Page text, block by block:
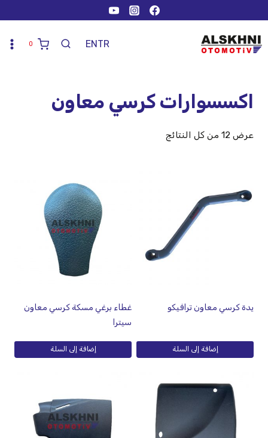
TR
EN
0
اكسسوارات كرسي معاون
عرض ⁦12⁩ من كل النتائج
يدة كرسي معاون ترافيكو
إضافة إلى السلة
غطاء برغي مسكة كرسي معاون
سيترا
إضافة إلى السلة